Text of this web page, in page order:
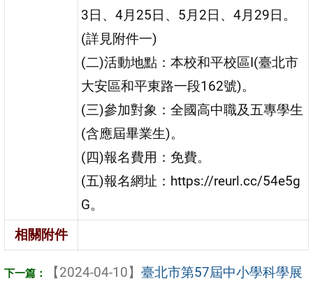
3日、4月25日、5月2日、4月29日。
(詳見附件一)
(二)活動地點：本校和平校區I(臺北市
大安區和平東路一段162號)。
(三)參加對象：全國高中職及五專學生
(含應屆畢業生)。
(四)報名費用：免費。
(五)報名網址：https://reurl.cc/54e5g
G。
相關附件
【2024-04-10】 臺北市第57屆中小學科學展